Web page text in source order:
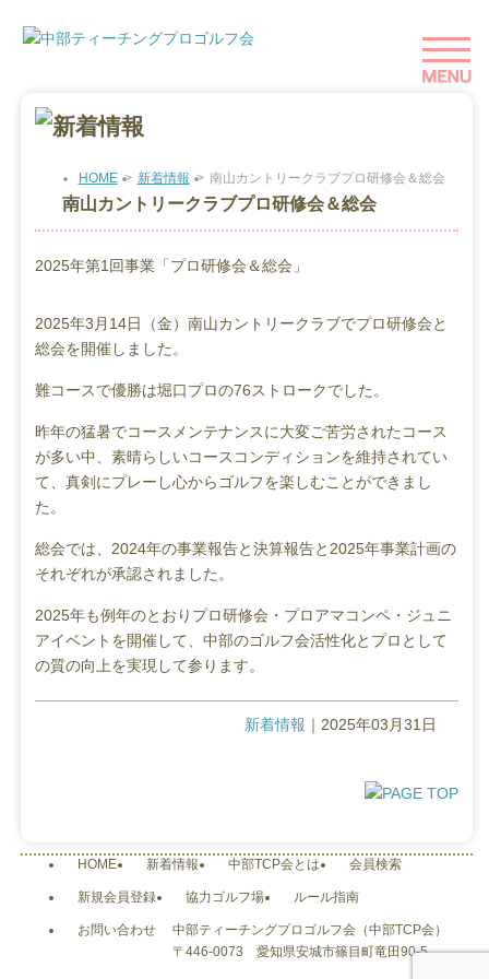
HOME> 新着情報 > 南山カントリークラブプロ研修会＆総会
南山カントリークラブプロ研修会＆総会
2025年第1回事業「プロ研修会＆総会」
2025年3月14日（金）南山カントリークラブでプロ研修会と
総会を開催しました。
難コースで優勝は堀口プロの76ストロークでした。
昨年の猛暑でコースメンテナンスに大変ご苦労されたコース
が多い中、素晴らしいコースコンディションを維持されてい
て、真剣にプレーし心からゴルフを楽しむことができまし
た。
総会では、2024年の事業報告と決算報告と2025年事業計画の
それぞれが承認されました。
2025年も例年のとおりプロ研修会・プロアマコンペ・ジュニ
アイベントを開催して、中部のゴルフ会活性化とプロとして
の質の向上を実現して参ります。
新着情報 ｜2025年03月31日
HOME 新着情報 中部TCP会とは 会員検索
新規会員登録 協力ゴルフ場 ルール指南
お問い合わせ
中部ティーチングプロゴルフ会（中部TCP会）
〒446-0073 愛知県安城市篠目町竜田90-5